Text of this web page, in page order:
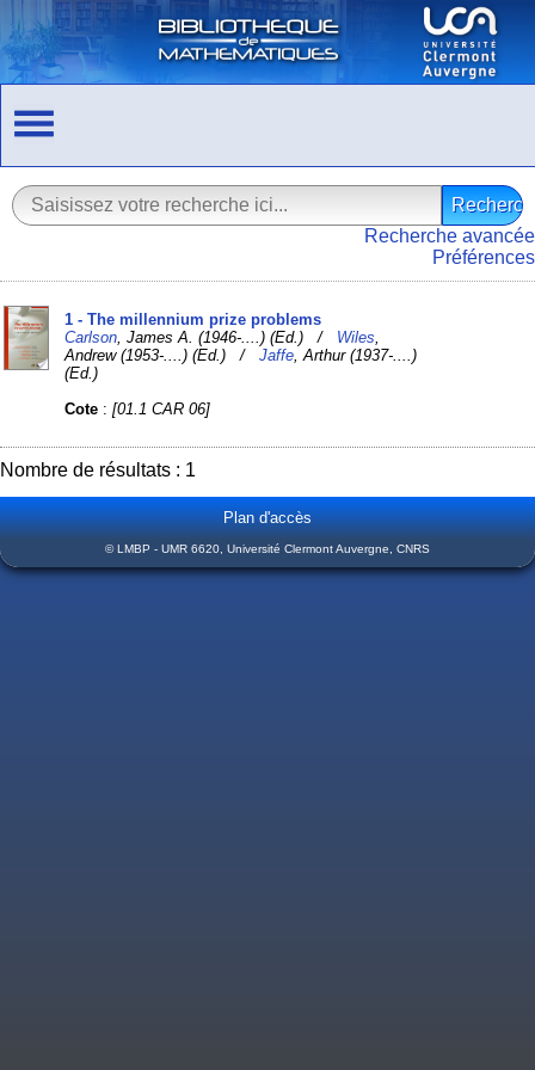
Recherche avancée
Préférences
1 - The millennium prize problems
Carlson , James A. (1946-....) (Ed.) / Wiles
Andrew (1953-....) (Ed.) /Jaffe , Arthur (1937-....)
(Ed.)
Cote :[01.1 CAR 06]
Nombre de résultats : 1
Plan d'accès
© LMBP - UMR 6620, Université Clermont Auvergne, CNRS